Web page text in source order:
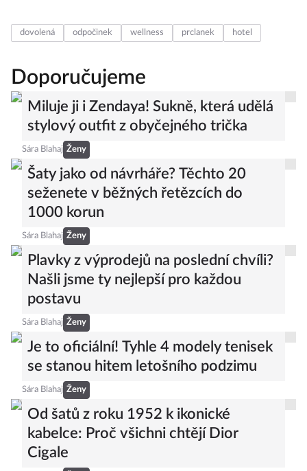
dovolená odpočinek wellness prclanek hotel
Doporučujeme
Miluje ji i Zendaya! Sukně, která udělá
stylový outfit z obyčejného trička
Sára Blahaj Ženy
Šaty jako od návrháře? Těchto 20
seženete v běžných řetězcích do
1000 korun
Sára Blahaj Ženy
Plavky z výprodejů na poslední chvíli?
Našli jsme ty nejlepší pro každou
postavu
Sára Blahaj Ženy
Je to oficiální! Tyhle 4 modely tenisek
se stanou hitem letošního podzimu
Sára Blahaj Ženy
Od šatů z roku 1952 k ikonické
kabelce: Proč všichni chtějí Dior
Cigale